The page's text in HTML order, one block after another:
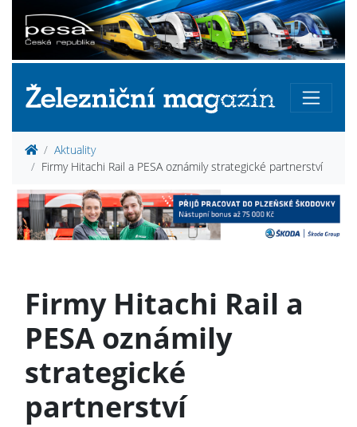
Aktuality
Firmy Hitachi Rail a PESA oznámily strategické partnerství
Firmy Hitachi Rail a
PESA oznámily
strategické
partnerství